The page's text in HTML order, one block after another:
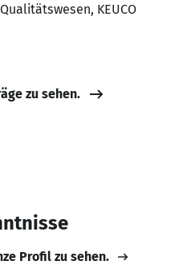
KEUCO
zu sehen.
Profil zu sehen.